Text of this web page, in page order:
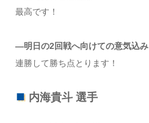
最高です！
―明日の2回戦へ向けての意気込み
連勝して勝ち点とります！
内海貴斗 選手